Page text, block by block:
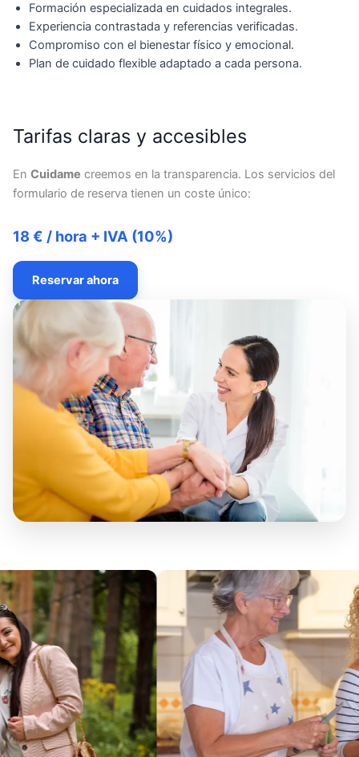
Formación especializada en cuidados integrales.
Experiencia contrastada y referencias verificadas.
Compromiso con el bienestar físico y emocional.
Plan de cuidado flexible adaptado a cada persona.
Tarifas claras y accesibles
En Cuidame creemos en la transparencia. Los servicios del
formulario de reserva tienen un coste único:
18 € / hora + IVA (10%)
Reservar ahora